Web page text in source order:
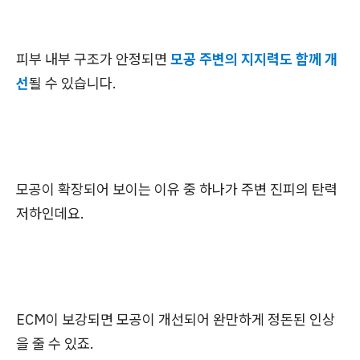
피부 내부 구조가 안정되면 모공 주변의 지지력도 함께 개
선될 수 있습니다.
모공이 확장되어 보이는 이유 중 하나가 주변 진피의 탄력
저하인데요.
ECM이 보강되면 모공이 개선되어 완만하게 정돈된 인상
을 줄 수 있죠.